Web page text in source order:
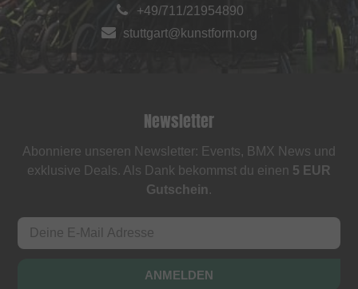
+49/711/21954890
stuttgart@kunstform.org
Newsletter
Abonniere unseren Newsletter: Events, BMX News und
exklusive Deals. Als Dank bekommst du einen 5 EUR
Gutschein.
ANMELDEN